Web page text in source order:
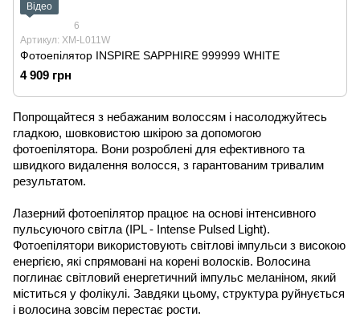
Відео
6
Артикул: XM-L011W
Фотоепілятор INSPIRE SAPPHIRE 999999 WHITE
4 909 грн
Попрощайтеся з небажаним волоссям і насолоджуйтесь
гладкою, шовковистою шкірою за допомогою
фотоепілятора. Вони розроблені для ефективного та
швидкого видалення волосся, з гарантованим тривалим
результатом.
Лазерний фотоепілятор працює на основі інтенсивного
пульсуючого світла (IPL - Intense Pulsed Light).
Фотоепілятори використовують світлові імпульси з високою
енергією, які спрямовані на корені волосків. Волосина
поглинає світловий енергетичний імпульс меланіном, який
міститься у фолікулі. Завдяки цьому, структура руйнується
і волосина зовсім перестає рости.